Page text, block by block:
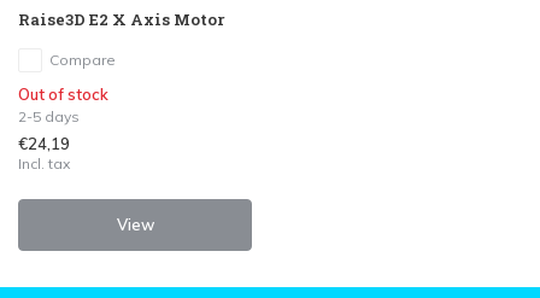
Raise3D E2 X Axis Motor
Compare
Out of stock
2-5 days
€24,19
Incl. tax
View